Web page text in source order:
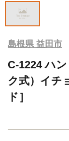
島根県 益田市
C-1224 ハ
ク式）イチ
ド］